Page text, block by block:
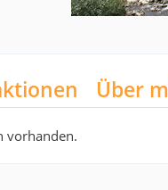
Über
vorhanden.